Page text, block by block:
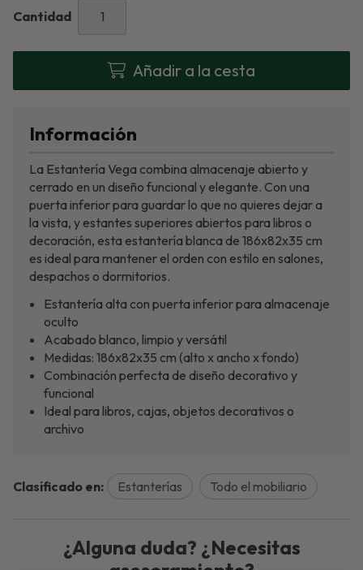
Cantidad
Añadir a la cesta
Información
La Estantería Vega combina almacenaje abierto y
cerrado en un diseño funcional y elegante. Con una
puerta inferior para guardar lo que no quieres dejar a
la vista, y estantes superiores abiertos para libros o
decoración, esta estantería blanca de 186x82x35 cm
es ideal para mantener el orden con estilo en salones,
despachos o dormitorios.
Estantería alta con puerta inferior para almacenaje
oculto
Acabado blanco, limpio y versátil
Medidas: 186x82x35 cm (alto x ancho x fondo)
Combinación perfecta de diseño decorativo y
funcional
Ideal para libros, cajas, objetos decorativos o
archivo
Clasificado en: Estanterías Todo el mobiliario
¿Alguna duda? ¿Necesitas